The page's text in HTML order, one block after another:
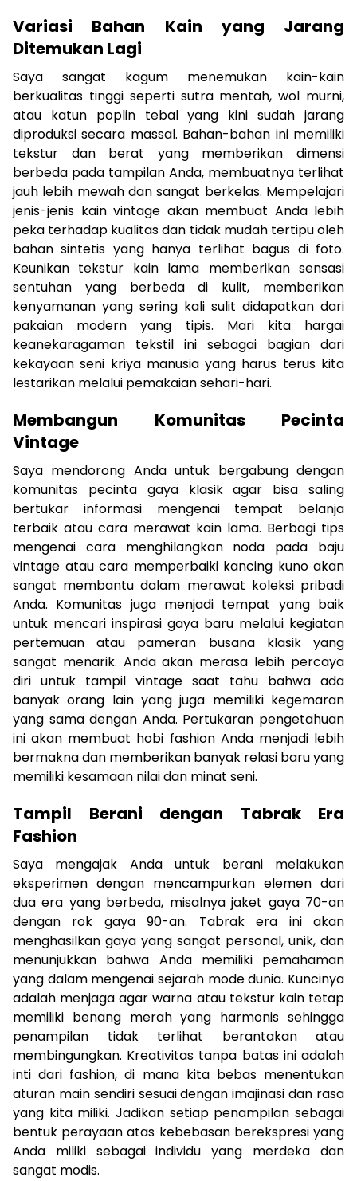
Variasi Bahan Kain yang Jarang
Ditemukan Lagi
Saya sangat kagum menemukan kain-kain
berkualitas tinggi seperti sutra mentah, wol murni,
atau katun poplin tebal yang kini sudah jarang
diproduksi secara massal. Bahan-bahan ini memiliki
tekstur dan berat yang memberikan dimensi
berbeda pada tampilan Anda, membuatnya terlihat
jauh lebih mewah dan sangat berkelas. Mempelajari
jenis-jenis kain vintage akan membuat Anda lebih
peka terhadap kualitas dan tidak mudah tertipu oleh
bahan sintetis yang hanya terlihat bagus di foto.
Keunikan tekstur kain lama memberikan sensasi
sentuhan yang berbeda di kulit, memberikan
kenyamanan yang sering kali sulit didapatkan dari
pakaian modern yang tipis. Mari kita hargai
keanekaragaman tekstil ini sebagai bagian dari
kekayaan seni kriya manusia yang harus terus kita
lestarikan melalui pemakaian sehari-hari.
Membangun Komunitas Pecinta
Vintage
Saya mendorong Anda untuk bergabung dengan
komunitas pecinta gaya klasik agar bisa saling
bertukar informasi mengenai tempat belanja
terbaik atau cara merawat kain lama. Berbagi tips
mengenai cara menghilangkan noda pada baju
vintage atau cara memperbaiki kancing kuno akan
sangat membantu dalam merawat koleksi pribadi
Anda. Komunitas juga menjadi tempat yang baik
untuk mencari inspirasi gaya baru melalui kegiatan
pertemuan atau pameran busana klasik yang
sangat menarik. Anda akan merasa lebih percaya
diri untuk tampil vintage saat tahu bahwa ada
banyak orang lain yang juga memiliki kegemaran
yang sama dengan Anda. Pertukaran pengetahuan
ini akan membuat hobi fashion Anda menjadi lebih
bermakna dan memberikan banyak relasi baru yang
memiliki kesamaan nilai dan minat seni.
Tampil Berani dengan Tabrak Era
Fashion
Saya mengajak Anda untuk berani melakukan
eksperimen dengan mencampurkan elemen dari
dua era yang berbeda, misalnya jaket gaya 70-an
dengan rok gaya 90-an. Tabrak era ini akan
menghasilkan gaya yang sangat personal, unik, dan
menunjukkan bahwa Anda memiliki pemahaman
yang dalam mengenai sejarah mode dunia. Kuncinya
adalah menjaga agar warna atau tekstur kain tetap
memiliki benang merah yang harmonis sehingga
penampilan tidak terlihat berantakan atau
membingungkan. Kreativitas tanpa batas ini adalah
inti dari fashion, di mana kita bebas menentukan
aturan main sendiri sesuai dengan imajinasi dan rasa
yang kita miliki. Jadikan setiap penampilan sebagai
bentuk perayaan atas kebebasan berekspresi yang
Anda miliki sebagai individu yang merdeka dan
sangat modis.